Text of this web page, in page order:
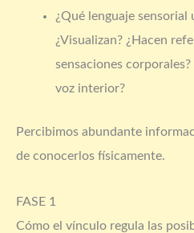
¿Qué lenguaje
¿Visualizan? ¿Hacen
sensaciones
voz interior?
Percibimos abundante
de conocerlos físicamente.
FASE 1
Cómo el vínculo regula las